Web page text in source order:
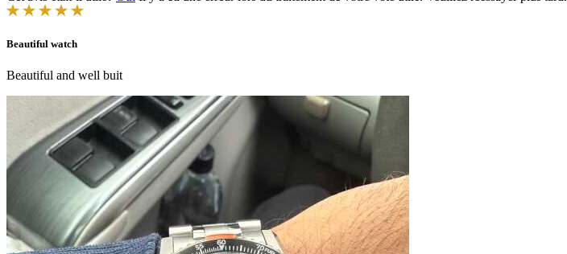
Beautiful watch
Beautiful and well buit